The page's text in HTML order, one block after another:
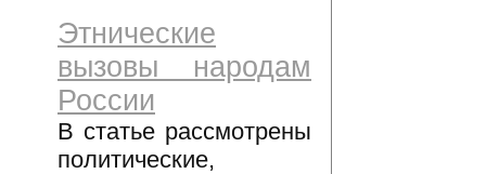
Этнические
вызовы народам
России
В статье рассмотрены
политические,